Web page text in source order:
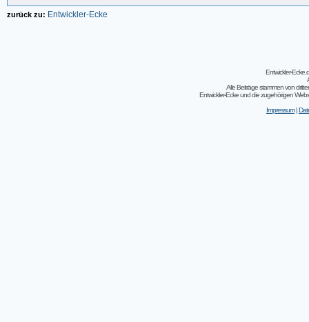
zurück zu: Entwickler-Ecke
Entwickler-
Alle Beiträge stammen von
Entwickler-Ecke und die zugehörigen
Impressum|